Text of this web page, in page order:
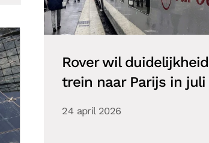
Rover wil
trein naar Parijs in juli
24 april 2026